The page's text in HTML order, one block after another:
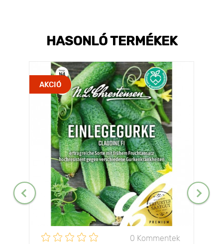
HASONLÓ TERMÉKEK
AKCIÓ
0 Kommentek